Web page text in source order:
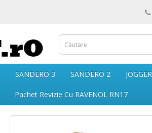
SANDERO 3 SANDERO 2 JOGGER
Pachet Revizie Cu RAVENOL RN17